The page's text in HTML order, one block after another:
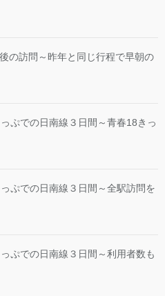
の訪問～昨年と同じ行程で早朝の
ぷでの日南線３日間～青春18きっ
ぷでの日南線３日間～全駅訪問を
ぷでの日南線３日間～利用者数も